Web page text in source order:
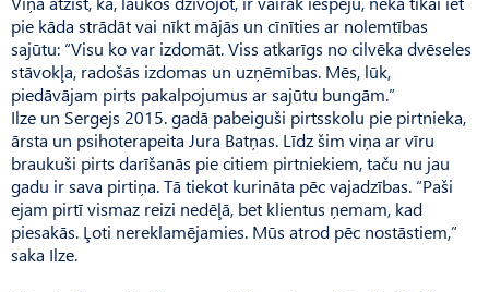
pie kāda strādāt vai nīkt mājās un cīnīties ar nolemtības
sajūtu: “Visu ko var izdomāt. Viss atkarīgs no cilvēka dvēseles
stāvokļa, radošās izdomas un uzņēmības. Mēs, lūk,
piedāvājam pirts pakalpojumus ar sajūtu bungām.”
Ilze un Sergejs 2015. gadā pabeiguši pirtsskolu pie pirtnieka,
ārsta un psihoterapeita Jura Bat­ņas. Līdz šim viņa ar vīru
braukuši pirts darīšanās pie citiem pirtniekiem, taču nu jau
gadu ir sava pirtiņa. Tā tiekot kurināta pēc vajadzības. “Paši
ejam pirtī vismaz reizi nedēļā, bet klientus ņemam, kad
piesakās. Ļoti nereklamējamies. Mūs atrod pēc nostāstiem,”
saka Ilze.